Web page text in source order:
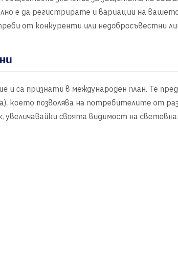
е да регистрирате и вариации на
от конкуренти или недобросъвестни
и са признати в международен план. Те
което позволява на потребителите от
увеличавайки своята видимост на